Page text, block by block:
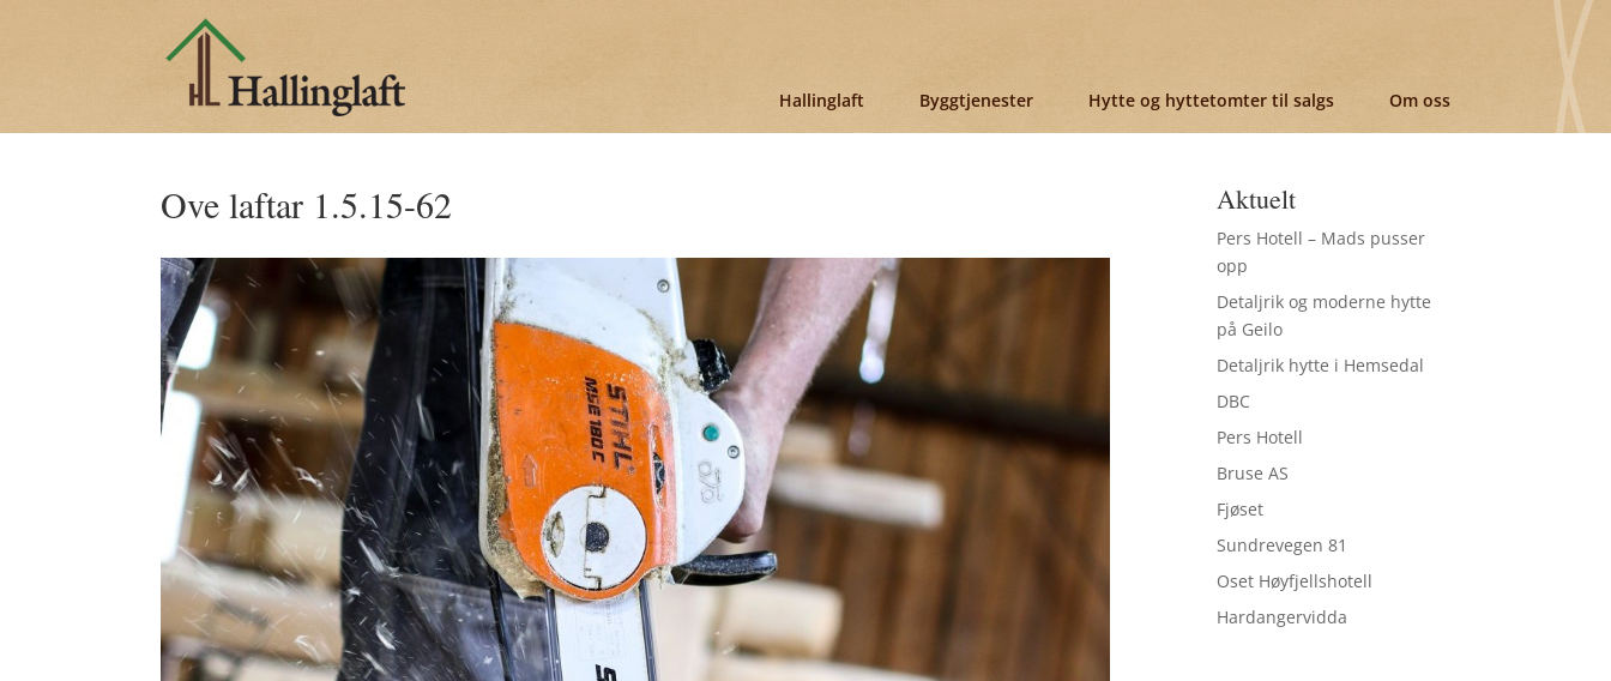
Hallinglaft Byggtjenester Hytte og hyttetomter til salgs Om oss
Ove laftar 1.5.15-62 Aktuelt
Pers Hotell – Mads pusser
opp
Detaljrik og moderne hytte
på Geilo
Detaljrik hytte i Hemsedal
DBC
Pers Hotell
Bruse AS
Fjøset
Sundrevegen 81
Oset Høyfjellshotell
Hardangervidda